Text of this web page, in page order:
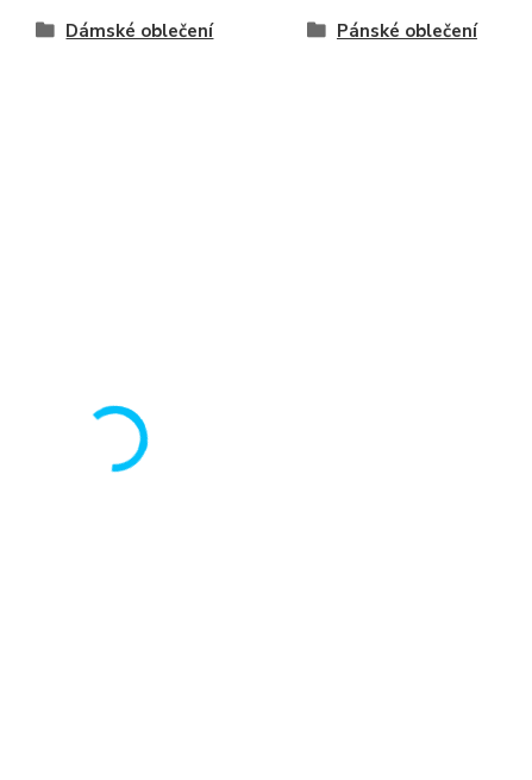
Dámské oblečení Pánské oblečení